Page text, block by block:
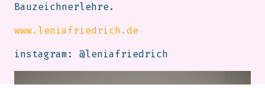
Bauzeichnerlehre.
www.leniafriedrich.de
instagram: @leniafriedrich